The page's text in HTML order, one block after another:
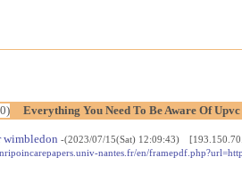
Everything You Need To Be Aware Of
wimbledon -(2023/07/15(Sat) 12:09:43)
nantes.fr/en/